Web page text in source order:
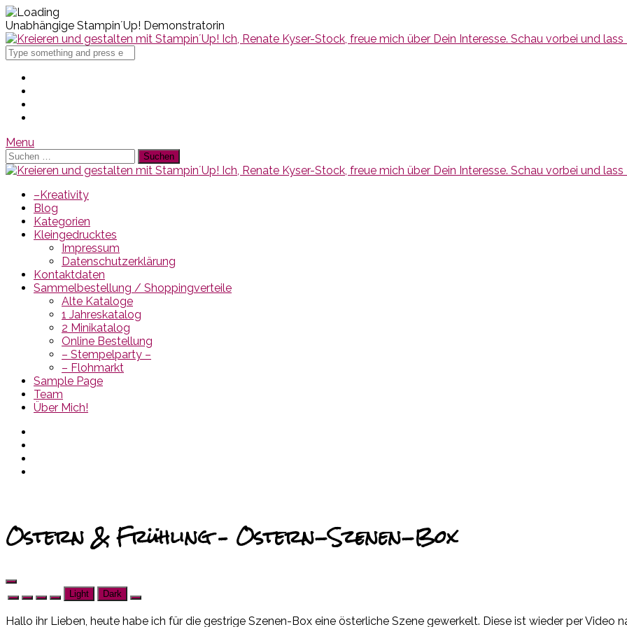
Unabhängige Stampin´Up! Demonstratorin
Search
for
Menu
Suchen
nach:
–Kreativity
Blog
Kategorien
Kleingedrucktes
Impressum
Datenschutzerklärung
Kontaktdaten
Sammelbestellung / Shoppingverteile
Alte Kataloge
1 Jahreskatalog
2 Minikatalog
Online Bestellung
– Stempelparty –
– Flohmarkt
Sample Page
Team
Über Mich!
Ostern & Frühling – Ostern-Szenen-Box
Light Dark
Hallo ihr Lieben, heute habe ich für die gestrige Szenen-Box eine österliche Szene gewerkelt. Diese ist wieder per Video